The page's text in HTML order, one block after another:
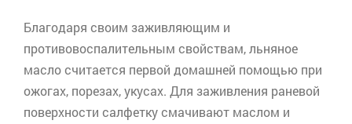
Благодаря своим заживляющим и
противовоспалительным свойствам, льняное
масло считается первой домашней помощью при
ожогах, порезах, укусах. Для заживления раневой
поверхности салфетку смачивают маслом и